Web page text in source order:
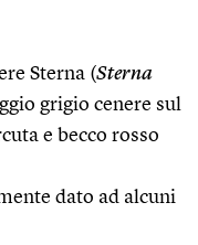
Sterna (Sterna
grigio cenere sul
e becco rosso
dato ad alcuni